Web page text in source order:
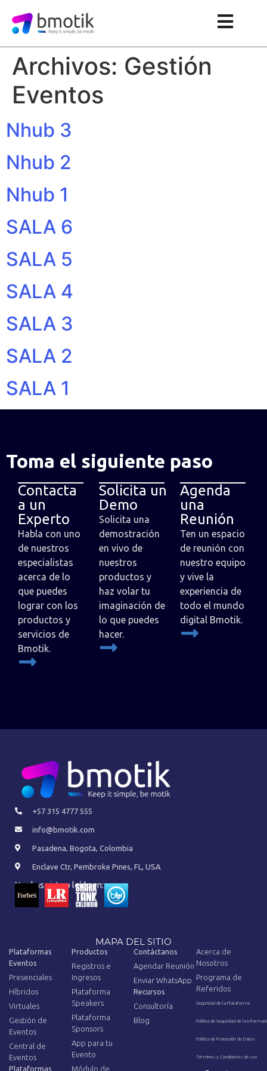
Archivos: Gestión
Eventos
Nhub 3
Nhub 2
Nhub 1
SALA 6
SALA 5
SALA 4
SALA 3
SALA 2
SALA 1
Toma el siguiente paso
Contacta
a un
Experto
Habla con uno
de nuestros
especialistas
acerca de lo
que puedes
lograr con los
productos y
servicios de
Bmotik.
Solicita un
Demo
Solicita una
demostración
en vivo de
nuestros
productos y
haz volar tu
imaginación de
lo que puedes
hacer.
Agenda
una
Reunión
Ten un espacio
de reunión con
nuestro equipo
y vive la
experiencia de
todo el mundo
digital Bmotik.
+57 315 4777 555
info@bmotik.com
Pasadena, Bogota, Colombia
Enclave Ctr, Pembroke Pines, FL, USA
Nos has visto o leído en:
MAPA DEL SITIO
Plataformas
Eventos
Presenciales
Híbridos
Virtuales
Gestión de
Eventos
Central de
Eventos
Plataformas
Productos
Registros e
Ingresos
Plataforma
Speakers
Plataforma
Sponsors
App para tu
Evento
Módulo de
Contáctanos
Agendar Reunión
Enviar WhatsApp
Recursos
Consultoría
Blog
Acerca de
Nosotros
Programa de
Referidos
Seguridad de la Plataforma
Política de Seguridad de la
Política de Protección de Datos
Términos y Condiciones de uso